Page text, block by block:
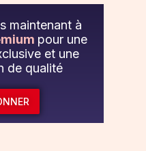
maintenant à
pour une
et une
de qualité